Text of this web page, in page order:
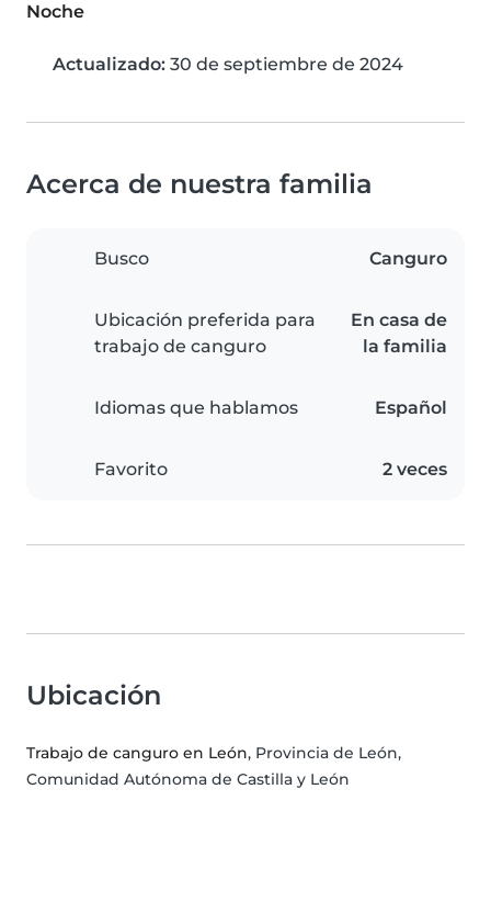
Noche
Actualizado: 30 de septiembre de 2024
Acerca de nuestra familia
Busco Canguro
Ubicación preferida para
trabajo de canguro
En casa de
la familia
Idiomas que hablamos Español
Favorito 2 veces
Ubicación
Trabajo de canguro en León, Provincia de León,
Comunidad Autónoma de Castilla y León